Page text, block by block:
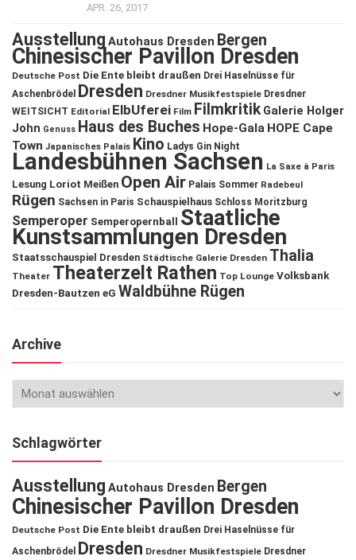
APR. 26, 2017
Ausstellung Autohaus Dresden Bergen
Chinesischer Pavillon Dresden
Deutsche Post Die Ente bleibt draußen Drei Haselnüsse für
Aschenbrödel
Dresden Dresdner Musikfestspiele Dresdner
WEITSICHT Editorial ElbUferei Film Filmkritik Galerie Holger
John Genuss Haus des Buches Hope-Gala HOPE Cape
Town Japanisches Palais Kino Ladys Gin Night
Landesbühnen Sachsen La Saxe à Paris
Lesung Loriot Meißen Open Air Palais Sommer Radebeul
Rügen Sachsen in Paris Schauspielhaus Schloss Moritzburg
Semperoper Semperopernball Staatliche
Kunstsammlungen Dresden
Staatsschauspiel Dresden Städtische Galerie Dresden Thalia
Theater Theaterzelt Rathen Top Lounge Volksbank
Dresden-Bautzen eG Waldbühne Rügen
Archive
Schlagwörter
Ausstellung Autohaus Dresden Bergen
Chinesischer Pavillon Dresden
Deutsche Post Die Ente bleibt draußen Drei Haselnüsse für
Aschenbrödel
Dresden Dresdner Musikfestspiele Dresdner